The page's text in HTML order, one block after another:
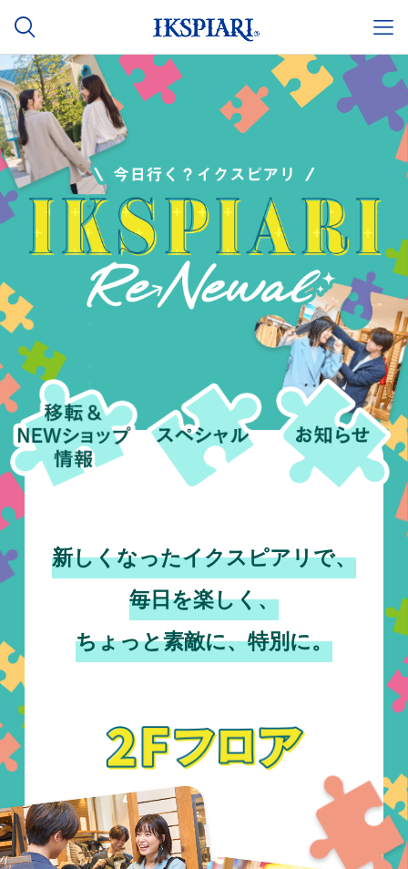
新しくなったイクスピアリで、
毎日を楽しく、
ちょっと素敵に、特別に。